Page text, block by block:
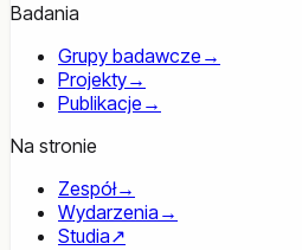
Badania
Grupy badawcze →
Projekty→
Publikacje →
Na stronie
Zespół→
Wydarzenia →
Studia↗